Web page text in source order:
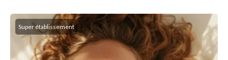
Super établissement